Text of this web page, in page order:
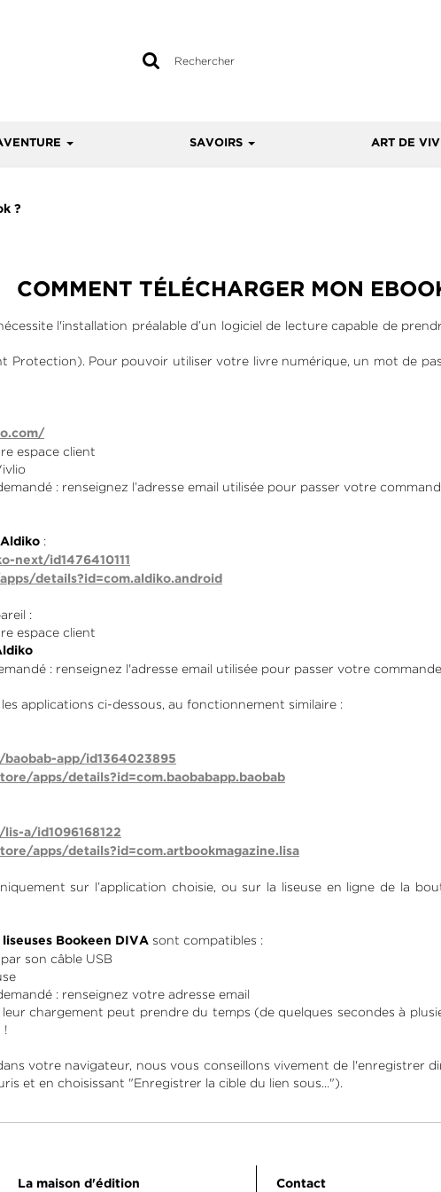
Rechercher
SAVOIRS ART DE
?
COMMENT TÉLÉCHARGER MON
l'installation préalable d’un logiciel de lecture capable de
Protection). Pour pouvoir utiliser votre livre numérique, un mot de
espace client
: renseignez l’adresse email utilisée pour passer votre
Aldiko :
next/id1476410111
details?id=com.aldiko.android
:
espace client
: renseignez l'adresse email utilisée pour passer votre commande
applications ci-dessous, au fonctionnement similaire :
app/id1364023895
apps/details?id=com.baobabapp.baobab
a/id1096168122
apps/details?id=com.artbookmagazine.lisa
sur l’application choisie, ou sur la liseuse en ligne de la
liseuses Bookeen DIVA sont compatibles :
son câble USB
: renseignez votre adresse email
chargement peut prendre du temps (de quelques secondes à
!
votre navigateur, nous vous conseillons vivement de l'enregistrer
et en choisissant "Enregistrer la cible du lien sous...").
La maison d'édition Contact